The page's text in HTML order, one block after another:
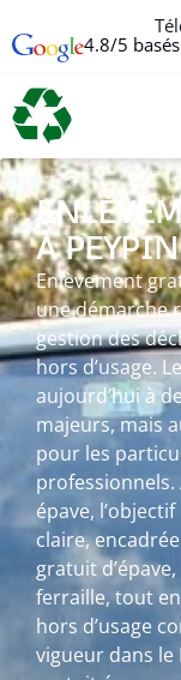
4.8/5
À PEYPIN
Enlèvement
une démarche
gestion des
hors d’usage.
aujourd’hui à
majeurs, mais
pour les
épave,
claire,
gratuit
ferraille, tout
hors d’usage
vigueur dans le